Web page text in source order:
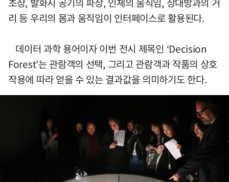
리 등 우리의 몸과 움직임이 인터페이스로 활용된다.
데이터 과학 용어이자 이번 전시 제목인 ‘Decision
Forest’는 관람객의 선택, 그리고 관람객과 작품의 상호
작용에 따라 얻을 수 있는 결과값을 의미하기도 한다.